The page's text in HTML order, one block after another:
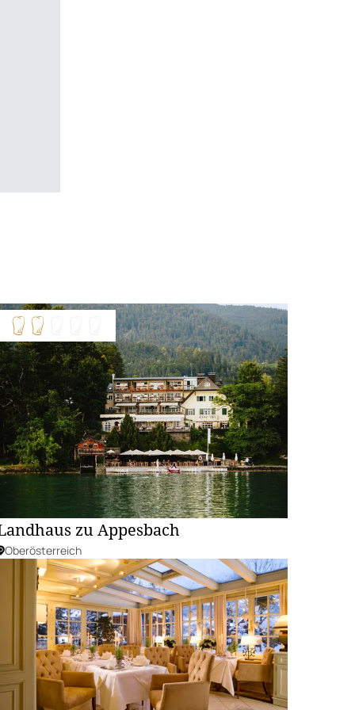
zu Appesbach
Oberösterreich